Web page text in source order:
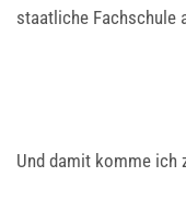
staatliche Fachschule
Und damit komme ich